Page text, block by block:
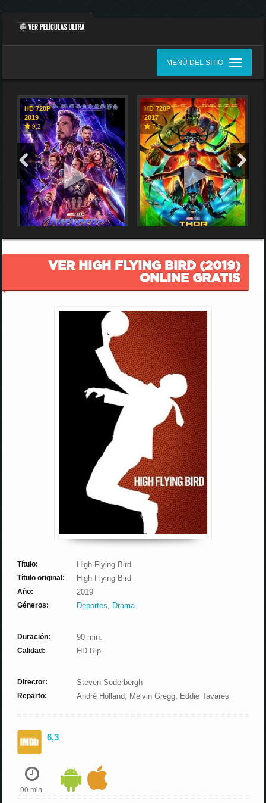
MENÚ DEL SITIO
HD 720P
2019
9,2
HD 720P
2017
7,9
VER HIGH FLYING BIRD (2019)
ONLINE GRATIS
Título: High Flying Bird
Título original: High Flying Bird
Año: 2019
Géneros: Deportes, Drama
Duración: 90 min.
Calidad: HD Rip
Director: Steven Soderbergh
Reparto: André Holland, Melvin Gregg, Eddie Tavares
6,3
90 min.